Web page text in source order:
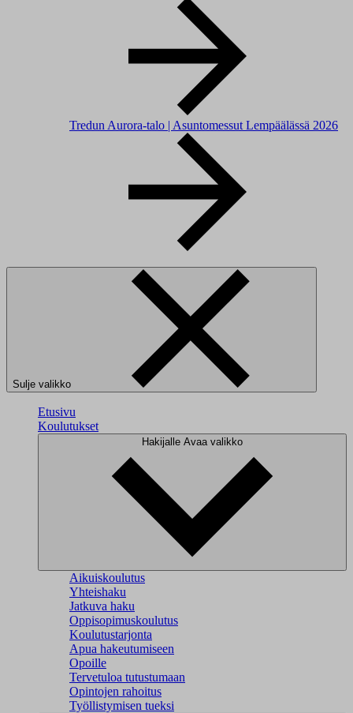
Tredun Aurora-talo | Asuntomessut Lempäälässä 2026
Sulje valikko
Etusivu
Koulutukset
Hakijalle Avaa valikko
Aikuiskoulutus
Yhteishaku
Jatkuva haku
Oppisopimuskoulutus
Koulutustarjonta
Apua hakeutumiseen
Opoille
Tervetuloa tutustumaan
Opintojen rahoitus
Työllistymisen tueksi